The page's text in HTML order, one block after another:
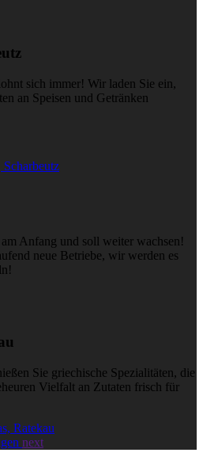
sich immer! Wir laden Sie ein,
an Speisen und Getränken
Anfang und soll weiter wachsen!
neue Betriebe, wir werden es
Sie griechische Spezialitäten, die
Vielfalt an Zutaten frisch für
Ratekau
next